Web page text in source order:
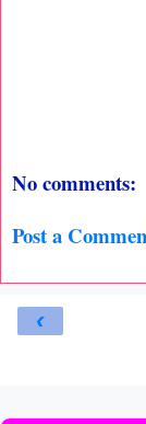
No comments:
Post a
‹